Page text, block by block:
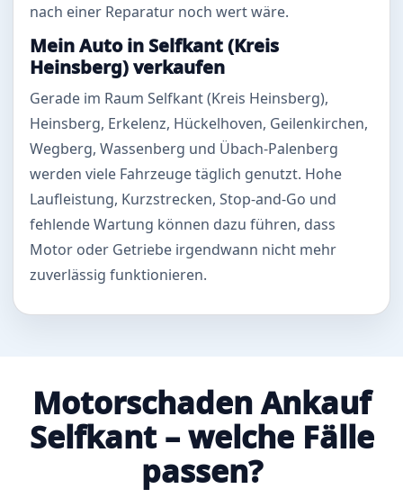
nach einer Reparatur noch wert wäre.
Mein Auto in Selfkant (Kreis
Heinsberg) verkaufen
Gerade im Raum Selfkant (Kreis Heinsberg),
Heinsberg, Erkelenz, Hückelhoven, Geilenkirchen,
Wegberg, Wassenberg und Übach-Palenberg
werden viele Fahrzeuge täglich genutzt. Hohe
Laufleistung, Kurzstrecken, Stop-and-Go und
fehlende Wartung können dazu führen, dass
Motor oder Getriebe irgendwann nicht mehr
zuverlässig funktionieren.
Motorschaden Ankauf
Selfkant – welche Fälle
passen?